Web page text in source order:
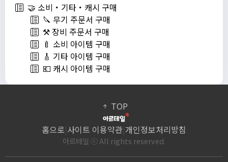
🤝 소비・기타・캐시 구매
🔪 무기 주문서 구매
⚒️ 장비 주문서 구매
🍼 소비 아이템 구매
🎸 기타 아이템 구매
💶 캐시 아이템 구매
TOP
홈으로 사이트 이용약관 개인정보처리방침
아르테일 ⓒ All rights reserved.